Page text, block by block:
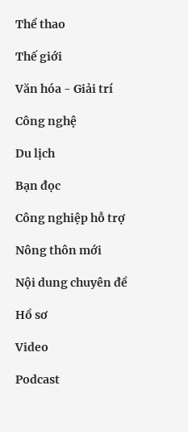
Thể thao
Thế giới
Văn hóa - Giải trí
Công nghệ
Du lịch
Bạn đọc
Công nghiệp hỗ trợ
Nông thôn mới
Nội dung chuyên đề
Hồ sơ
Video
Podcast